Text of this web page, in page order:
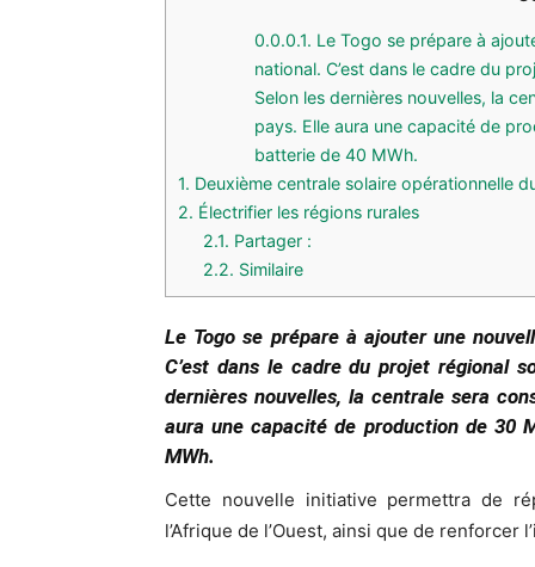
0.0.0.1. Le Togo se prépare à
national. C’est dans le cadre du
Selon les dernières nouvelles, la
pays. Elle aura une capacité de
batterie de 40 MWh.
1. Deuxième centrale solaire opérationnelle
2. Électrifier les régions rurales
2.1. Partager :
2.2. Similaire
Le Togo se prépare à ajouter une
C’est dans le cadre du projet régional
dernières nouvelles, la centrale sera
aura une capacité de production de 30
MWh.
Cette nouvelle initiative permettra de
l’Afrique de l’Ouest, ainsi que de